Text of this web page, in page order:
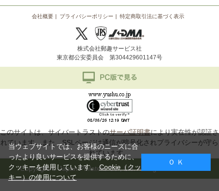
会社概要 プライバシーポリシー 特定商取引法に基づく表示
株式会社郵趣サービス社
東京都公安委員会 第304429601147号
このサイトは、サイバートラストのサーバ証明書により実在性が認証さ
れています。また、SSLページは通信が暗号化されプライバシーが守ら
れています。
Copyright © Japan Philatelic Co., Ltd. All Rights Reserved.
当ウェブサイトでは、お客様のニーズに合
ったより良いサービスを提供するために、
クッキーを使用しています。Cookie（クッ
キー）の使用について
Ｏ Ｋ